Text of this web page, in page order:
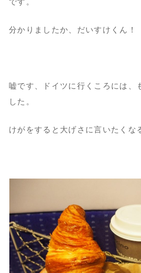
分かりましたか、だいすけくん！
嘘です、ドイツに行くころには、
した。
けがをすると大げさに言いたくな